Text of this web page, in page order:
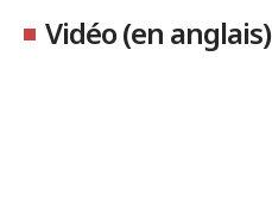
Vidéo (en anglais)